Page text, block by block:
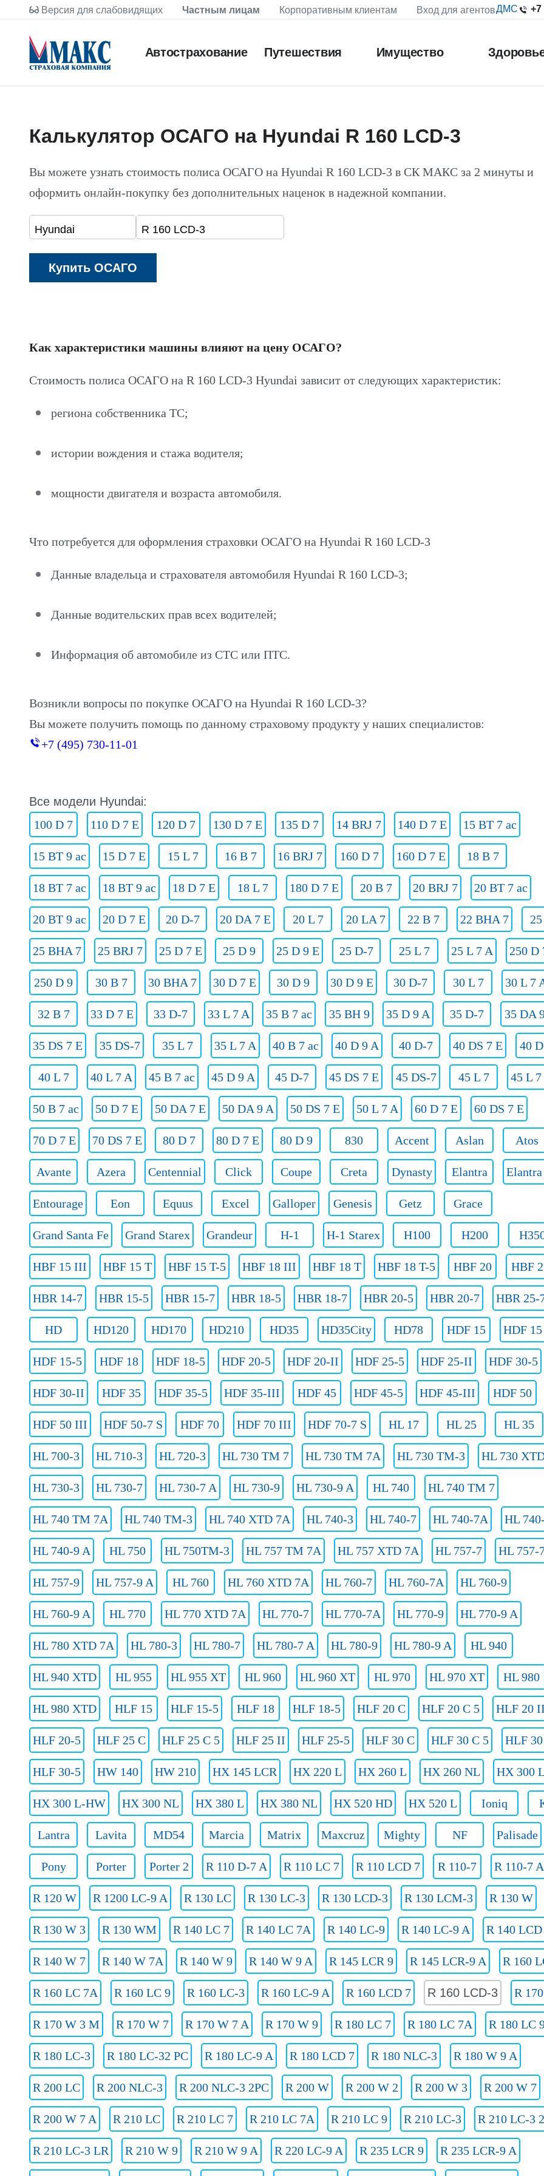
Версия для слабовидящих Частным лицам Корпоративным клиентам Вход для агентовДМС +7
Автострахование Путешествия Имущество
Калькулятор ОСАГО на Hyundai R 160 LCD-3
Вы можете узнать стоимость полиса ОСАГО на Hyundai R 160 LCD-3 в СК МАКС за 2 минуты и
оформить онлайн-покупку без дополнительных наценок в надежной компании.
Как характеристики машины влияют на цену ОСАГО?
Стоимость полиса ОСАГО на R 160 LCD-3 Hyundai зависит от следующих характеристик:
региона собственника ТС;
истории вождения и стажа водителя;
мощности двигателя и возраста автомобиля.
Что потребуется для оформления страховки ОСАГО на Hyundai R 160 LCD-3
Данные владельца и страхователя автомобиля Hyundai R 160 LCD-3;
Данные водительских прав всех водителей;
Информация об автомобиле из СТС или ПТС.
Возникли вопросы по покупке ОСАГО на Hyundai R 160 LCD-3?
Вы можете получить помощь по данному страховому продукту у наших специалистов:
+7 (495) 730-11-01
Все модели Hyundai:
100 D 7
110 D 7 E 120 D 7 130 D 7 E 135 D 7 14 BRJ 7 140 D 7 E 15 BT 7 ac
15 BT 9 ac 15 D 7 E 15 L 7 16 B 7 16 BRJ 7 160 D 7 160 D 7 E 18 B 7
18 BT 7 ac 18 BT 9 ac 18 D 7 E 18 L 7 180 D 7 E 20 B 7 20 BRJ 7 20 BT 7 ac
20 BT 9 ac 20 D 7 E 20 D-7 20 DA 7 E 20 L 7 20 LA 7 22 B 7 22 BHA 7
25 BHA 7 25 BRJ 7 25 D 7 E 25 D 9 25 D 9 E 25 D-7 25 L 7 25 L 7 A 250 D
250 D 9 30 B 7 30 BHA 7 30 D 7 E 30 D 9 30 D 9 E 30 D-7 30 L 7 30 L 7
32 B 7 33 D 7 E 33 D-7 33 L 7 A 35 B 7 ac 35 BH 9 35 D 9 A 35 D-7 35 DA
35 DS 7 E 35 DS-7 35 L 7 35 L 7 A 40 B 7 ac 40 D 9 A 40 D-7 40 DS 7 E 40
40 L 7 40 L 7 A 45 B 7 ac 45 D 9 A 45 D-7 45 DS 7 E 45 DS-7 45 L 7 45 L 7
50 B 7 ac 50 D 7 E 50 DA 7 E 50 DA 9 A 50 DS 7 E 50 L 7 A 60 D 7 E 60 DS 7 E
70 D 7 E 70 DS 7 E 80 D 7 80 D 7 E 80 D 9 830 Accent Aslan Atos
Avante Azera Centennial Click Coupe Creta Dynasty Elantra
Entourage Eon Equus Excel Galloper Genesis Getz Grace
Grand Santa Fe Grand Starex Grandeur H-1 H-1 Starex H100 H200
HBF 15 III HBF 15 T HBF 15 T-5 HBF 18 III HBF 18 T HBF 18 T-5 HBF 20 HBF
HBR 14-7 HBR 15-5 HBR 15-7 HBR 18-5 HBR 18-7 HBR 20-5 HBR 20-7 HBR 25-
HD HD120 HD170 HD210 HD35 HD35City HD78 HDF 15 HDF
HDF 15-5 HDF 18 HDF 18-5 HDF 20-5 HDF 20-II HDF 25-5 HDF 25-II HDF 30-5
HDF 30-II HDF 35 HDF 35-5 HDF 35-III HDF 45 HDF 45-5 HDF 45-III HDF 50
HDF 50 III HDF 50-7 S HDF 70 HDF 70 III HDF 70-7 S HL 17 HL 25 HL 35
HL 700-3 HL 710-3 HL 720-3 HL 730 TM 7 HL 730 TM 7A HL 730 TM-3 HL 730
HL 730-3 HL 730-7 HL 730-7 A HL 730-9 HL 730-9 A HL 740 HL 740 TM 7
HL 740 TM 7A HL 740 TM-3 HL 740 XTD 7A HL 740-3 HL 740-7 HL 740-7A HL
HL 740-9 A HL 750 HL 750TM-3 HL 757 TM 7A HL 757 XTD 7A HL 757-7 HL 757-
HL 757-9 HL 757-9 A HL 760 HL 760 XTD 7A HL 760-7 HL 760-7A HL 760-9
HL 760-9 A HL 770 HL 770 XTD 7A HL 770-7 HL 770-7A HL 770-9 HL 770-9 A
HL 780 XTD 7A HL 780-3 HL 780-7 HL 780-7 A HL 780-9 HL 780-9 A HL 940
HL 940 XTD HL 955 HL 955 XT HL 960 HL 960 XT HL 970 HL 970 XT HL 980
HL 980 XTD HLF 15 HLF 15-5 HLF 18 HLF 18-5 HLF 20 C HLF 20 C 5 HLF 20 II
HLF 20-5 HLF 25 C HLF 25 C 5 HLF 25 II HLF 25-5 HLF 30 C HLF 30 C 5 HLF
HLF 30-5 HW 140 HW 210 HX 145 LCR HX 220 L HX 260 L HX 260 NL HX 300 L
HX 300 L-HW HX 300 NL HX 380 L HX 380 NL HX 520 HD HX 520 L Ioniq
Lantra Lavita MD54 Marcia Matrix Maxcruz Mighty NF Palisade
Pony Porter Porter 2 R 110 D-7 A R 110 LC 7 R 110 LCD 7 R 110-7 R 110-7 A
R 120 W R 1200 LC-9 A R 130 LC R 130 LC-3 R 130 LCD-3 R 130 LCM-3 R 130 W
R 130 W 3 R 130 WM R 140 LC 7 R 140 LC 7A R 140 LC-9 R 140 LC-9 A R 140
R 140 W 7 R 140 W 7A R 140 W 9 R 140 W 9 A R 145 LCR 9 R 145 LCR-9 A R 160
R 160 LC 7A R 160 LC 9 R 160 LC-3 R 160 LC-9 A R 160 LCD 7 R 160 LCD-3 R
R 170 W 3 M R 170 W 7 R 170 W 7 A R 170 W 9 R 180 LC 7 R 180 LC 7A R 180 LC
R 180 LC-3 R 180 LC-32 PC R 180 LC-9 A R 180 LCD 7 R 180 NLC-3 R 180 W 9 A
R 200 LC R 200 NLC-3 R 200 NLC-3 2PC R 200 W R 200 W 2 R 200 W 3 R 200 W 7
R 200 W 7 A R 210 LC R 210 LC 7 R 210 LC 7A R 210 LC 9 R 210 LC-3 R 210 LC-3
R 210 LC-3 LR R 210 W 9 R 210 W 9 A R 220 LC-9 A R 235 LCR 9 R 235 LCR-9 A